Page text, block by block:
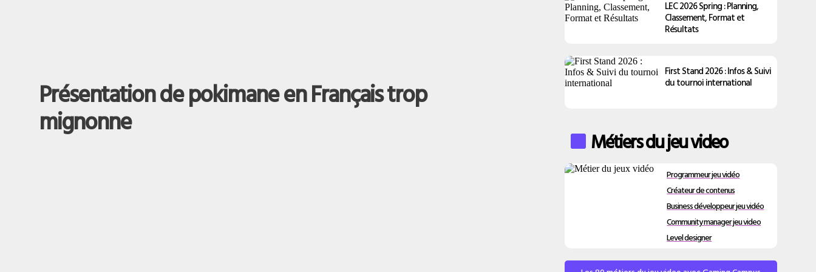
Présentation de pokimane en Français trop
mignonne
LEC 2026 Spring : Planning,
Classement, Format et
Résultats
First Stand 2026 : Infos & Suivi
du tournoi international
Métiers du jeu video
Programmeur jeu vidéo
Créateur de contenus
Business développeur jeu vidéo
Community manager jeu video
Level designer